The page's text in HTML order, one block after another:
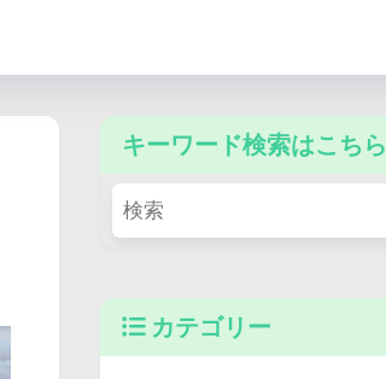
キーワード検索はこちら
カテゴリー